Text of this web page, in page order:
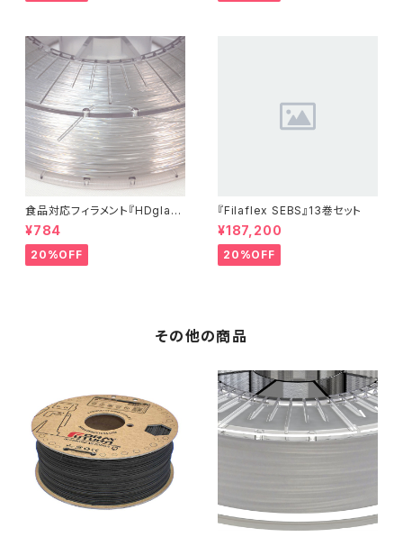
食品対応フィラメント『HDglas
s』：お試しサンプル 10M
¥784
20%OFF
『Filaflex SEBS』13巻セット
¥187,200
20%OFF
その他の商品